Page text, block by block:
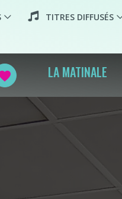
TITRES DIFFUSÉS
LA MATINALE